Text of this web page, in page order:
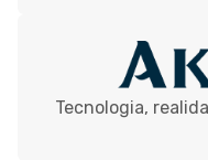
Tecnologia,